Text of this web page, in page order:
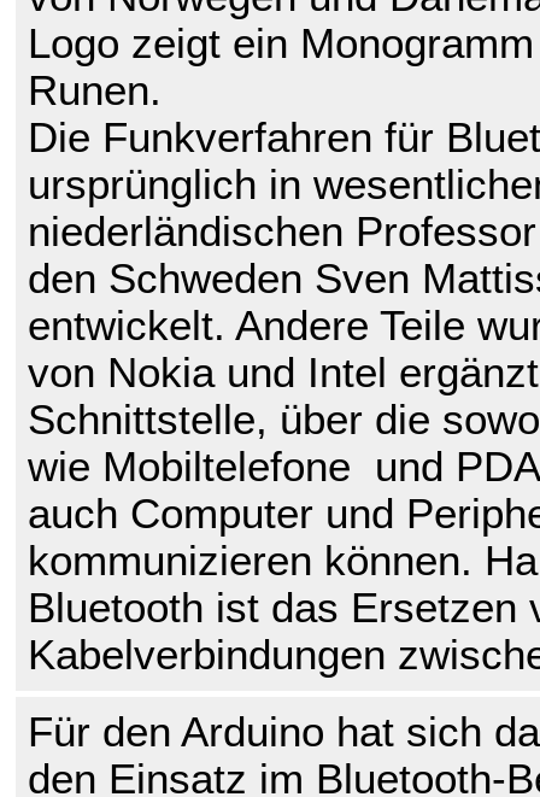
Logo zeigt ein
Runen.
Die Funkverfahren für
ursprünglich in
niederländischen
den Schweden Sven
entwickelt. Andere Teile
von Nokia und Intel
Schnittstelle, über die
wie Mobiltelefone und
auch Computer und
kommunizieren können.
Bluetooth ist das Ersetzen
Kabelverbindungen
Für den Arduino hat sich
den Einsatz im Bluetooth-